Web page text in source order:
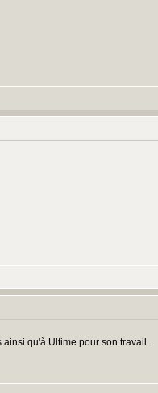
ainsi qu'à Ultime pour son travail.